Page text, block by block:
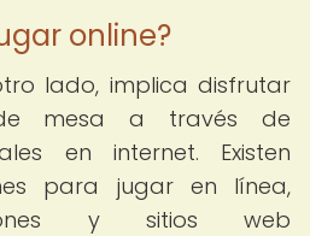
online?
lado, implica disfrutar
mesa a través de
en internet. Existen
para jugar en línea,
y sitios web